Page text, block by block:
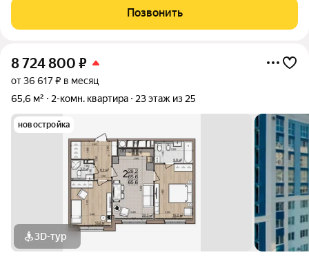
«Кипарис» дом про умный комфорт. Здесь всё продумано,
чтобы жизнь была удобной,
Позвонить
8 724 800 ₽
от 36 617 ₽ в месяц
65,6 м²
2-комн. квартира 23 этаж из 25
новостройка
3D-тур